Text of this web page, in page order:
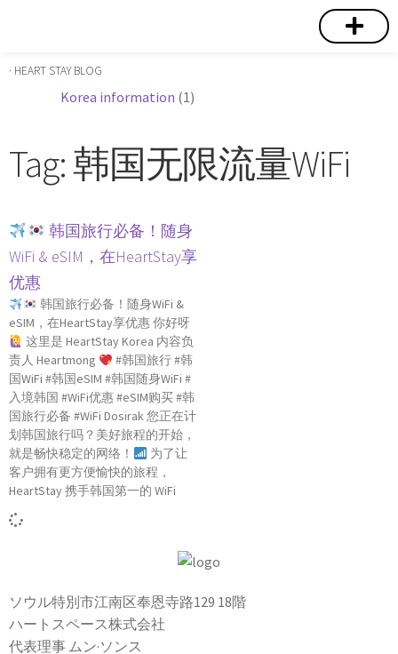
· HEART STAY BLOG
Korea information (1)
Tag: 韩国无限流量WiFi
韩国旅行必备！随身
WiFi & eSIM，在HeartStay享
优惠
韩国旅行必备！随身WiFi &
eSIM，在HeartStay享优惠 你好呀
这里是 HeartStay Korea 内容负
责人 Heartmong
#韩国旅行 #韩
国WiFi #韩国eSIM #韩国随身WiFi #
入境韩国 #WiFi优惠 #eSIM购买 #韩
国旅行必备 #WiFi Dosirak 您正在计
划韩国旅行吗？美好旅程的开始，
就是畅快稳定的网络！
为了让
客户拥有更方便愉快的旅程，
HeartStay 携手韩国第一的 WiFi
ソウル特別市江南区奉恩寺路129 18階
ハートスペース株式会社
代表理事 ムン·ソンス